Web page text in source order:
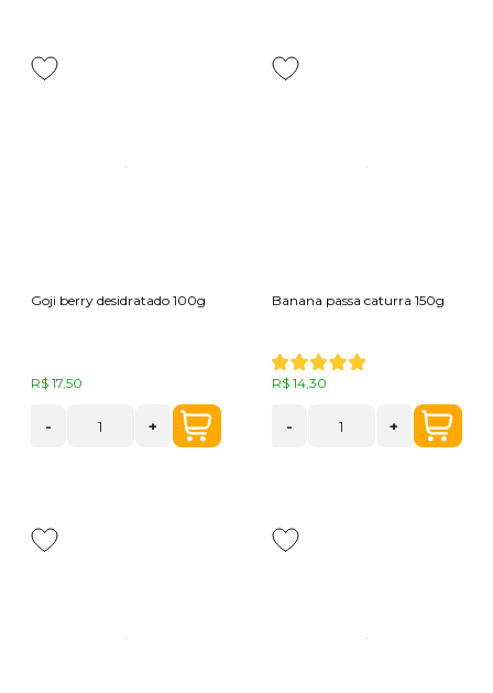
Goji berry desidratado 100g
R$ 17,50
- +
Banana passa caturra 150g
R$ 14,30
- +